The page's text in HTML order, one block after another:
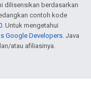
dilisensikan berdasarkan
contoh kode
. Untuk mengetahui
Google Developers . Java
atau afiliasinya.